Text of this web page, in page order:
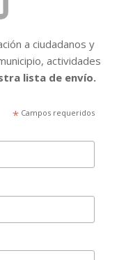
a ciudadanos y
actividades
lista de envío.
*Campos requeridos